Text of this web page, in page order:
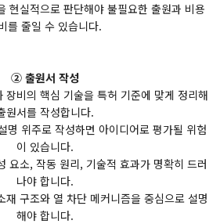
현실적으로 판단해야 불필요한 출원과 비용
를 줄일 수 있습니다.
② 출원서 작성
장비의 핵심 기술을 특허 기준에 맞게 정리해
원서를 작성합니다.
명 위주로 작성하면 아이디어로 평가될 위험
이 있습니다.
요소, 작동 원리, 기술적 효과가 명확히 드러
나야 합니다.
재 구조와 열 차단 메커니즘을 중심으로 설명
해야 합니다.